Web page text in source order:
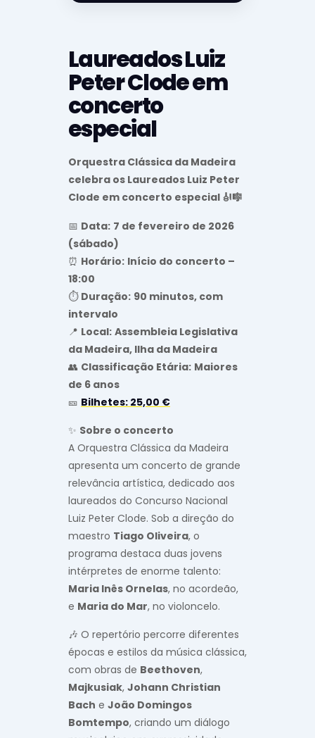
Laureados Luiz
Peter Clode em
concerto
especial
Orquestra Clássica da Madeira
celebra os Laureados Luiz Peter
Clode em concerto especial 🎻🎼
📅 Data: 7 de fevereiro de 2026
(sábado)
⏰ Horário: Início do concerto –
18:00
⏱ Duração: 90 minutos, com
intervalo
📍 Local: Assembleia Legislativa
da Madeira, Ilha da Madeira
👥 Classificação Etária: Maiores
de 6 anos
🎫 Bilhetes: 25,00 €
✨ Sobre o concerto
A Orquestra Clássica da Madeira
apresenta um concerto de grande
relevância artística, dedicado aos
laureados do Concurso Nacional
Luiz Peter Clode. Sob a direção do
maestro Tiago Oliveira, o
programa destaca duas jovens
intérpretes de enorme talento:
Maria Inês Ornelas, no acordeão,
e Maria do Mar, no violoncelo.
🎶 O repertório percorre diferentes
épocas e estilos da música clássica,
com obras de Beethoven,
Majkusiak, Johann Christian
Bach e João Domingos
Bomtempo, criando um diálogo